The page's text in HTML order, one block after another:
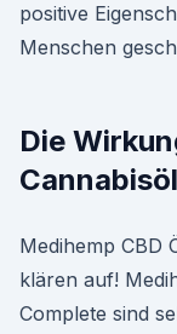
positive
Menschen
Die
Medihemp CBD
klären auf!
Complete sind